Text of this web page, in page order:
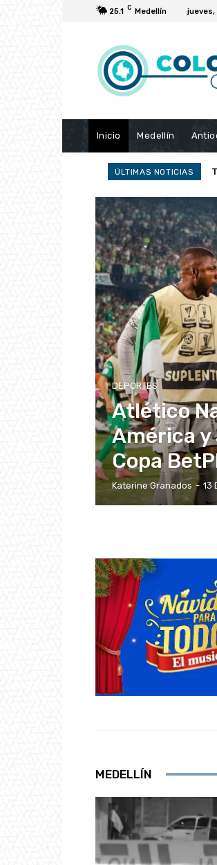
25.1 C Medellín
Inicio Medellín
ÚLTIMAS NOTICIAS
DEPORTES
Atlético
América
Copa
Katerine Granados - 13
MEDELLÍN